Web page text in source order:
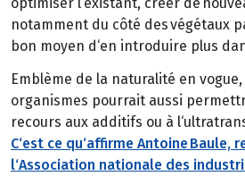
notamment du côté des végétaux
bon moyen d‘en introduire plus
Emblème de la naturalité en vogue,
organismes pourrait aussi
recours aux additifs ou à
C‘est ce qu‘affirme Antoine Baule,
l‘Association nationale des